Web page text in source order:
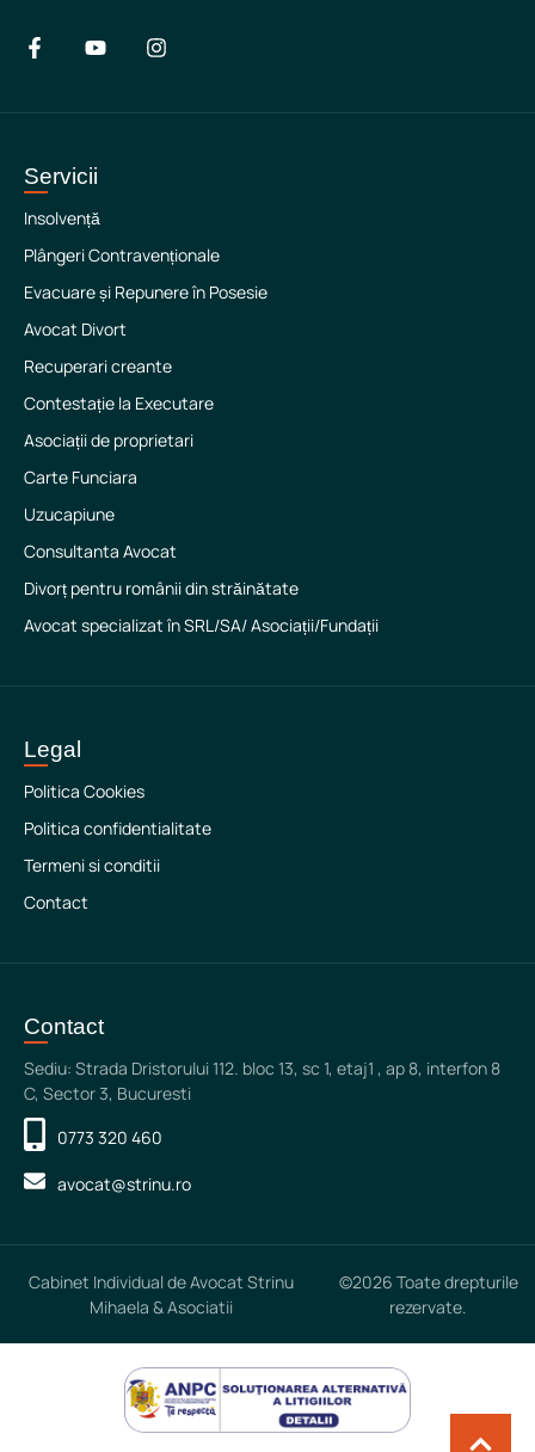
Servicii
Insolvență
Plângeri Contravenționale
Evacuare și Repunere în Posesie
Avocat Divort
Recuperari creante
Contestație la Executare
Asociații de proprietari
Carte Funciara
Uzucapiune
Consultanta Avocat
Divorț pentru românii din străinătate
Avocat specializat în SRL/SA/ Asociații/Fundații
Legal
Politica Cookies
Politica confidentialitate
Termeni si conditii
Contact
Contact
Sediu: Strada Dristorului 112. bloc 13, sc 1, etaj1 , ap 8, interfon 8
C, Sector 3, Bucuresti
0773 320 460
avocat@strinu.ro
Cabinet Individual de Avocat Strinu
Mihaela & Asociatii
©2026 Toate drepturile
rezervate.